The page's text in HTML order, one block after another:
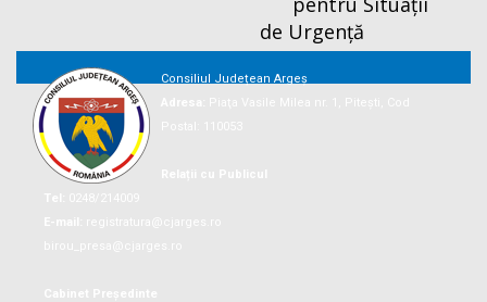
de Urgență
Consiliul Județean Argeș